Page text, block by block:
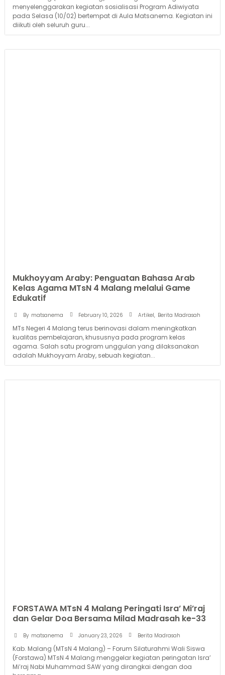
menyelenggarakan kegiatan sosialisasi Program Adiwiyata
pada Selasa (10/02) bertempat di Aula Matsanema. Kegiatan ini
diikuti oleh seluruh guru...
Mukhoyyam Araby: Penguatan Bahasa Arab
Kelas Agama MTsN 4 Malang melalui Game
Edukatif
By matsanema February 10, 2026 Artikel, Berita Madrasah
MTs Negeri 4 Malang terus berinovasi dalam meningkatkan
kualitas pembelajaran, khususnya pada program kelas
agama. Salah satu program unggulan yang dilaksanakan
adalah Mukhoyyam Araby, sebuah kegiatan...
FORSTAWA MTsN 4 Malang Peringati Isra’ Mi’raj
dan Gelar Doa Bersama Milad Madrasah ke-33
By matsanema January 23, 2026 Berita Madrasah
Kab. Malang (MTsN 4 Malang) – Forum Silaturahmi Wali Siswa
(Forstawa) MTsN 4 Malang menggelar kegiatan peringatan Isra’
Mi’raj Nabi Muhammad SAW yang dirangkai dengan doa